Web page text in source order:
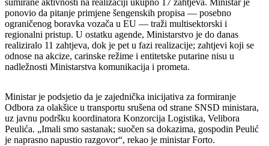
sumirane aktivnosti na realizaciji ukupno 17 zahtjeva. Ministar je
ponovio da pitanje primjene šengenskih propisa — posebno
ograničenog boravka vozača u EU — traži multisektorski i
regionalni pristup. U ostatku agende, Ministarstvo je do danas
realiziralo 11 zahtjeva, dok je pet u fazi realizacije; zahtjevi koji se
odnose na akcize, carinske režime i entitetske putarine nisu u
nadležnosti Ministarstva komunikacija i prometa.
Ministar je podsjetio da je zajednička inicijativa za formiranje
Odbora za olakšice u transportu srušena od strane SNSD ministara,
uz javnu podršku koordinatora Konzorcija Logistika, Velibora
Peulića. „Imali smo sastanak; suočen sa dokazima, gospodin Peulić
je naprasno napustio razgovor“, rekao je ministar Forto.